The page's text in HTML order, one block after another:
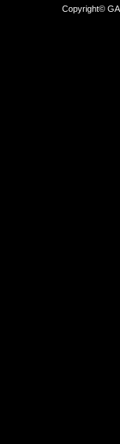
Copyright©